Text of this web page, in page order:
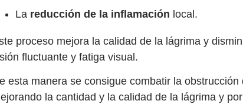
La reducción de la inflamación local.
proceso mejora la calidad de la lágrima y
fluctuante y fatiga visual.
esta manera se consigue combatir la
la cantidad y la calidad de la lágrima y